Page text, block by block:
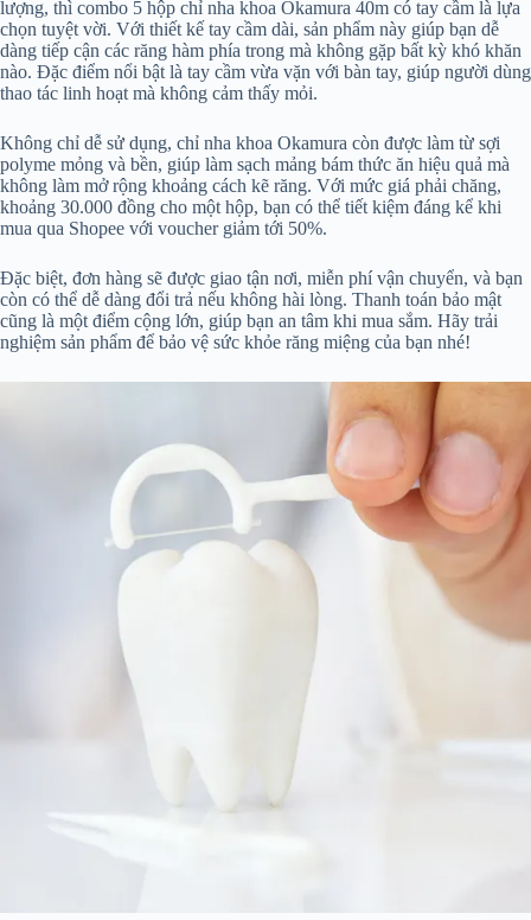
lượng, thì combo 5 hộp chỉ nha khoa Okamura 40m có tay cầm là lựa
chọn tuyệt vời. Với thiết kế tay cầm dài, sản phẩm này giúp bạn dễ
dàng tiếp cận các răng hàm phía trong mà không gặp bất kỳ khó khăn
nào. Đặc điểm nổi bật là tay cầm vừa vặn với bàn tay, giúp người dùng
thao tác linh hoạt mà không cảm thấy mỏi.
Không chỉ dễ sử dụng, chỉ nha khoa Okamura còn được làm từ sợi
polyme mỏng và bền, giúp làm sạch mảng bám thức ăn hiệu quả mà
không làm mở rộng khoảng cách kẽ răng. Với mức giá phải chăng,
khoảng 30.000 đồng cho một hộp, bạn có thể tiết kiệm đáng kể khi
mua qua Shopee với voucher giảm tới 50%.
Đặc biệt, đơn hàng sẽ được giao tận nơi, miễn phí vận chuyển, và bạn
còn có thể dễ dàng đổi trả nếu không hài lòng. Thanh toán bảo mật
cũng là một điểm cộng lớn, giúp bạn an tâm khi mua sắm. Hãy trải
nghiệm sản phẩm để bảo vệ sức khỏe răng miệng của bạn nhé!